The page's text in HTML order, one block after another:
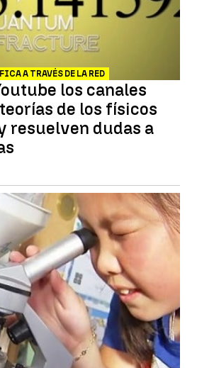
A TRAVÉS DE LA RED
los canales
de los físicos
resuelven dudas a